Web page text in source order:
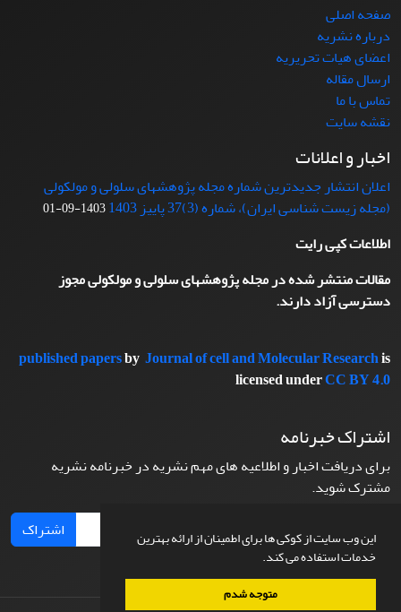
این وب سایت از کوکی ها برای اطمینان از ارائه بهترین
خدمات استفاده می کند.
متوجه شدم
صفحه اصلی
درباره نشریه
اعضای هیات تحریریه
ارسال مقاله
تماس با ما
نقشه سایت
اخبار و اعلانات
اعلان انتشار جدیدترین شماره مجله پژوهشهای سلولی و مولکولی
(مجله زیست شناسی ایران)، شماره (3)37 پاییز 1403
1403-09-01
اطلاعات کپی رایت
مقالات منتشر شده در مجله پژوهشهای سلولی و مولکولی مجوز
دسترسی آزاد دارند.
published papersby Journal of cell and Molecular Researchis
licensed underCC BY 4.0
اشتراک خبرنامه
برای دریافت اخبار و اطلاعیه های مهم نشریه در خبرنامه نشریه
مشترک شوید.
اشتراک